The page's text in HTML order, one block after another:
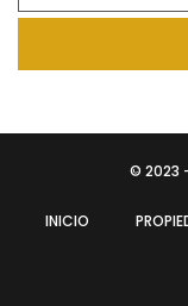
© 2023
INICIO